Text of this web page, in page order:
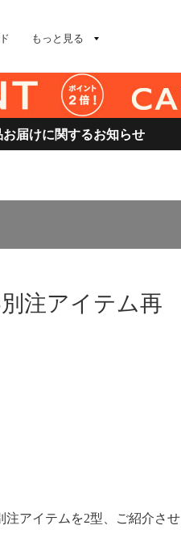
もっと見る
お届けに関するお知らせ
注アイテム再
注アイテムを2型、ご紹介させ